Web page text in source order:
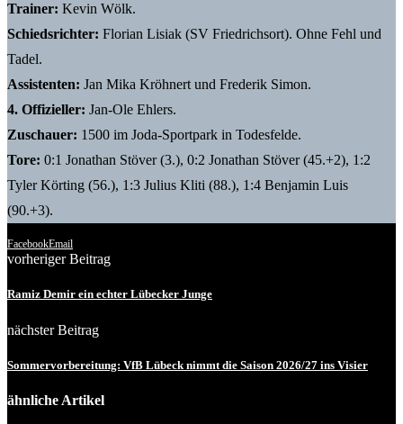
Trainer: Kevin Wölk.
Schiedsrichter: Florian Lisiak (SV Friedrichsort). Ohne Fehl und
Tadel.
Assistenten: Jan Mika Kröhnert und Frederik Simon.
4. Offizieller: Jan-Ole Ehlers.
Zuschauer: 1500 im Joda-Sportpark in Todesfelde.
Tore: 0:1 Jonathan Stöver (3.), 0:2 Jonathan Stöver (45.+2), 1:2
Tyler Körting (56.), 1:3 Julius Kliti (88.), 1:4 Benjamin Luis
(90.+3).
FacebookEmail
vorheriger Beitrag
Ramiz Demir ein echter Lübecker Junge
nächster Beitrag
Sommervorbereitung: VfB Lübeck nimmt die Saison 2026/27 ins Visier
ähnliche Artikel